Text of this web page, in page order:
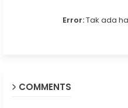
Error:Tak ada
COMMENTS